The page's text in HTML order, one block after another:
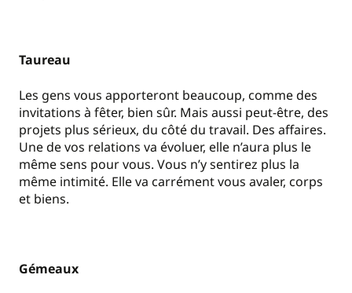
Taureau
Les gens vous apporteront beaucoup, comme des
invitations à fêter, bien sûr. Mais aussi peut-être, des
projets plus sérieux, du côté du travail. Des affaires.
Une de vos relations va évoluer, elle n’aura plus le
même sens pour vous. Vous n’y sentirez plus la
même intimité. Elle va carrément vous avaler, corps
et biens.
Gémeaux